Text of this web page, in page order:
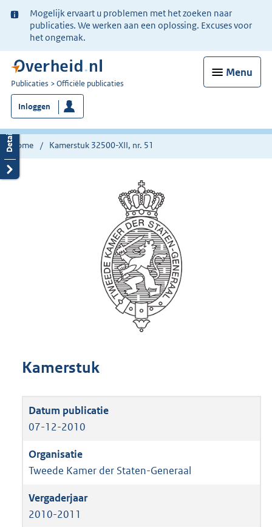
Ter
informatie:
Mogelijk ervaart u problemen met het zoeken naar
publicaties. We werken aan een oplossing. Excuses voor
het ongemak.
Menu
U
bent
nu
hier:
Publicaties Officiële publicaties
Inloggen
Home Kamerstuk 32500-XII, nr. 51
Kamerstuk
07-12-2010
Tweede Kamer der Staten-Generaal
2010-2011